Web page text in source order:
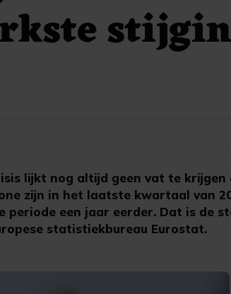
lijkt nog altijd geen vat te
zijn in het laatste kwartaal van
periode een jaar eerder. Dat is de
statistiekbureau Eurostat.